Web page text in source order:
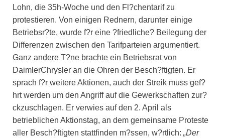
Lohn, die 35h-Woche und den Fl?chentarif zu
protestieren. Von einigen Rednern, darunter einige
Betriebsr?te, wurde f?r eine ?friedliche? Beilegung der
Differenzen zwischen den Tarifparteien argumentiert.
Ganz andere T?ne brachte ein Betriebsrat von
DaimlerChrysler an die Ohren der Besch?ftigten. Er
sprach f?r weitere Aktionen, auch der Streik muss gef?
hrt werden um den Angriff auf die Gewerkschaften zur?
ckzuschlagen. Er verwies auf den 2. April als
betrieblichen Aktionstag, an dem gemeinsame Proteste
aller Besch?ftigten stattfinden m?ssen, w?rtlich: „Der